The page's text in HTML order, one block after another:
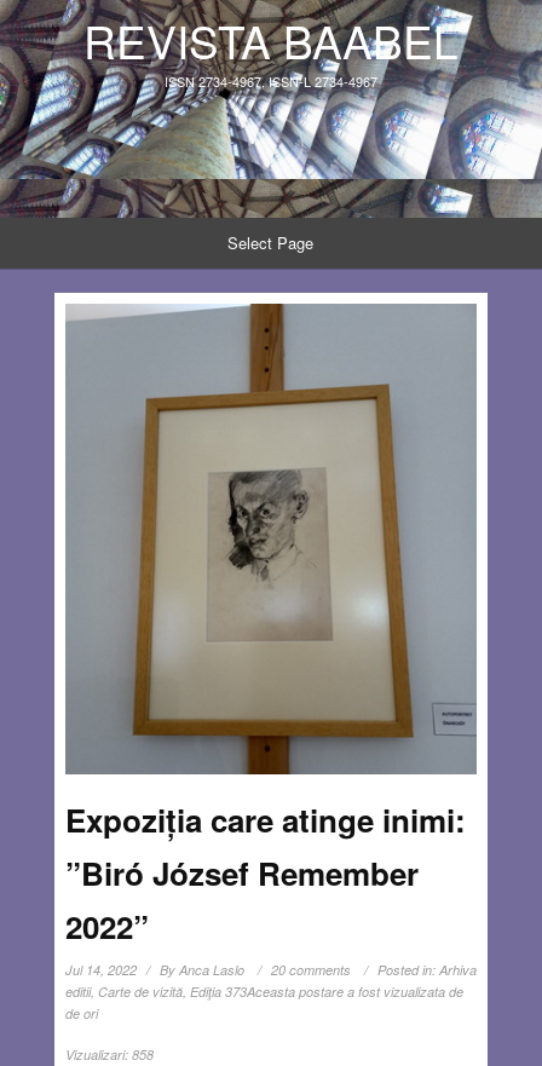
REVISTA BAABEL
ISSN 2734-4967, ISSN-L 2734-4967
Select Page
Expoziția care atinge inimi:
”Biró József Remember
2022”
Jul 14, 2022 By Anca Laslo 20 comments Posted in: Arhiva
editii, Carte de vizită, Ediţia 373Aceasta postare a fost vizualizata de
de ori
Vizualizari: 858